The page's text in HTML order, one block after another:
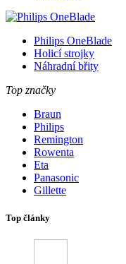
Philips OneBlade
Holicí strojky
Náhradní břity
Top značky
Braun
Philips
Remington
Rowenta
Eta
Panasonic
Gillette
Top články